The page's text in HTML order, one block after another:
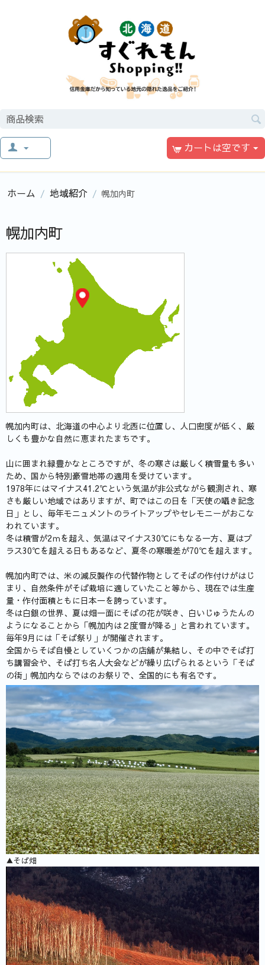
カートは空です
ホーム / 地域紹介 / 幌加内町
幌加内町
幌加内町は、北海道の中心より北西に位置し、人口密度が低く、厳
しくも豊かな自然に恵まれたまちです。
山に囲まれ緑豊かなところですが、冬の寒さは厳しく積雪量も多い
ため、国から特別豪雪地帯の適用を受けています。
1978年にはマイナス41.2℃という気温が非公式ながら観測され、寒
さも厳しい地域ではありますが、町ではこの日を「天使の囁き記念
日」とし、毎年モニュメントのライトアップやセレモニーがおこな
われています。
冬は積雪が2ｍを超え、気温はマイナス30℃にもなる一方、夏はプ
ラス30℃を超える日もあるなど、夏冬の寒暖差が70℃を超えます。
幌加内町では、米の減反製作の代替作物としてそばの作付けがはじ
まり、自然条件がそば栽培に適していたこと等から、現在では生産
量・作付面積ともに日本一を誇っています。
冬は白銀の世界、夏は畑一面にそばの花が咲き、白いじゅうたんの
ようになることから「幌加内は２度雪が降る」と言われています。
毎年9月には「そば祭り」が開催されます。
全国からそば自慢としていくつかの店舗が集結し、その中でそば打
ち講習会や、そば打ち名人大会などが繰り広げられるという「そば
の街」幌加内ならではのお祭りで、全国的にも有名です。
▲そば畑